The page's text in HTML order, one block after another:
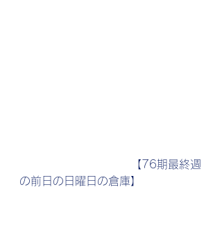
【76期最終週
の前日の日曜日の倉庫】